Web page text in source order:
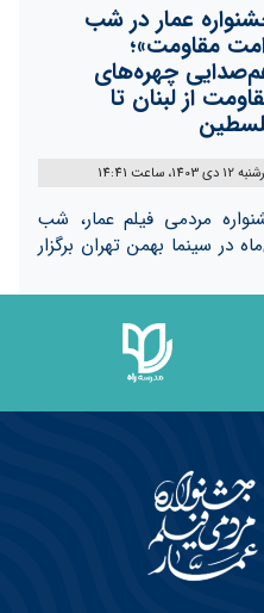
عمار در شب
مقاومت»؛
چهره‌های
از لبنان تا
1403، ساعت 14:41
مردمی فیلم عمار، شب
در تاریخ 11 دی‌ماه در سینما بهمن تهران برگزار